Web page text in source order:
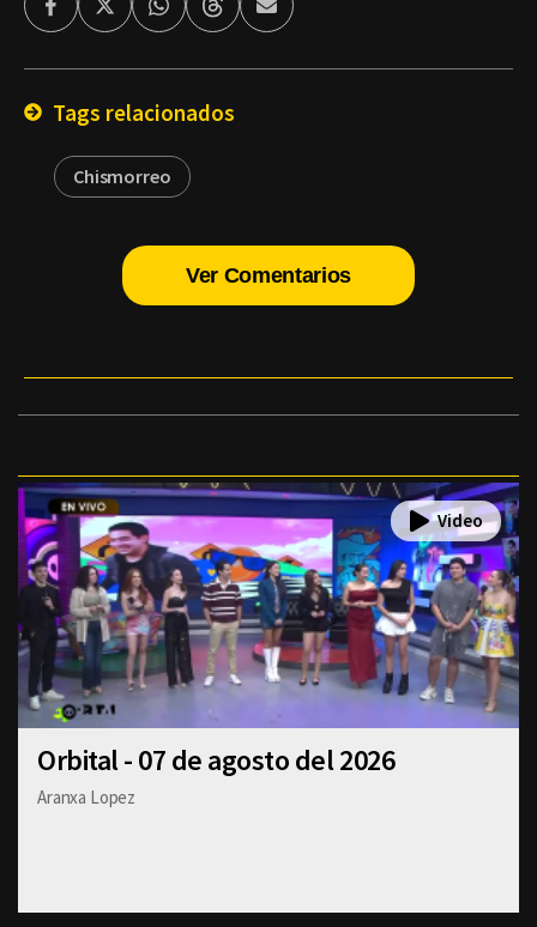
FacebookTwitterWhatsappThreadsEnviar
por
Tags relacionados
Chismorreo
Ver Comentarios
Orbital - 07 de agosto del 2026
Aranxa Lopez